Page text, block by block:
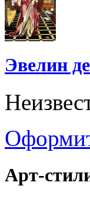
Эвелин
Арт-